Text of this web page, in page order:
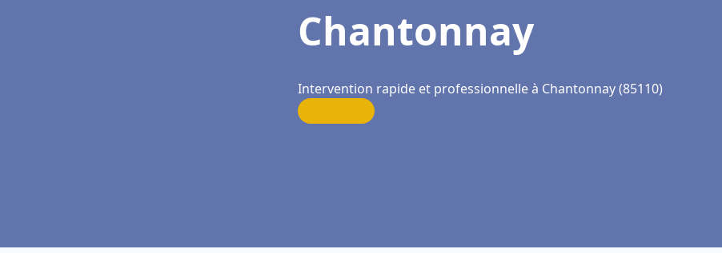
Chantonnay
Intervention rapide et professionnelle à Chantonnay (85110)